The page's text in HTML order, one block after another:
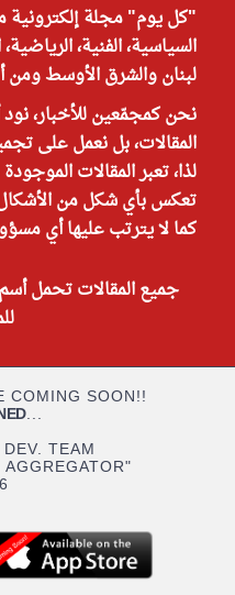
"كل يوم" مجلة إلكترونية
السياسية، الفنية،
لبنان والشرق الأوسط ومن
نحن كمجمّعين للأخبار،
المقالات، بل نعمل على
لذا، تعبر المقالات
تعكس بأي شكل من
كما لا يترتب عليها أي
جميع المقالات تحمل
COMING SOON!!
...
TEAM